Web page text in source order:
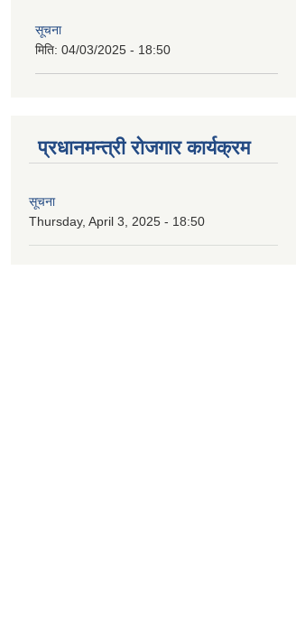
सूचना
मिति: 04/03/2025 - 18:50
प्रधानमन्त्री रोजगार कार्यक्रम
सूचना
Thursday, April 3, 2025 - 18:50